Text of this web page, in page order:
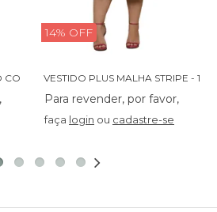
14% OFF
faça login ou cadastre-se